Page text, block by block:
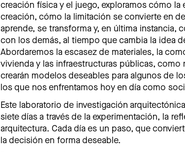
creación física y el juego, exploramos cómo la
creación, cómo la limitación se convierte en
aprende, se transforma y, en última instancia,
con los demás, al tiempo que cambia la idea
Abordaremos la escasez de materiales, la
vivienda y las infraestructuras públicas, como
crearán modelos deseables para algunos de
los que nos enfrentamos hoy en día como
Este laboratorio de investigación
siete días a través de la experimentación, la
arquitectura. Cada día es un paso, que
la decisión en forma deseable.